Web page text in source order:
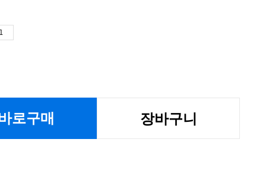
로구매 장바구니